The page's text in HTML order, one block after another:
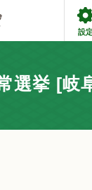
設
選挙 [岐